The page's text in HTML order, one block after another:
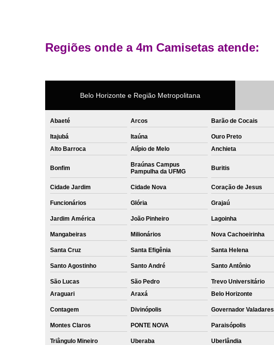
Regiões onde a 4m Camisetas atende:
Belo Horizonte e Região Metropolitana
Abaeté Arcos Barão de Cocais
Itajubá Itaúna Ouro Preto
Alto Barroca
Alípio de Melo Anchieta
Bonfim
Braúnas Campus
Pampulha da UFMG
Buritis
Cidade Jardim Cidade Nova Coração de Jesus
Funcionários Glória Grajaú
Jardim América João Pinheiro Lagoinha
Mangabeiras Milionários Nova Cachoeirinha
Santa Cruz Santa Efigênia Santa Helena
Santo Agostinho Santo André Santo Antônio
São Lucas São Pedro
Trevo Universitário
Araguari
Araxá Belo Horizonte
Contagem Divinópolis Governador Valadares
Montes Claros PONTE NOVA Paraisópolis
Triângulo Mineiro Uberaba Uberlândia